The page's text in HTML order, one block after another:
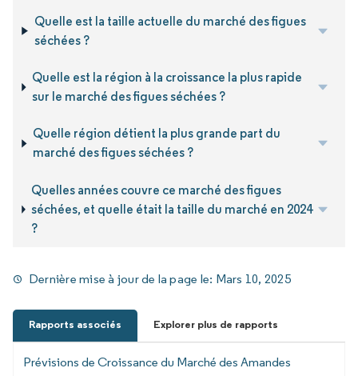
Quelle est la taille actuelle du marché des figues
séchées ?
Quelle est la région à la croissance la plus rapide
sur le marché des figues séchées ?
Quelle région détient la plus grande part du
marché des figues séchées ?
Quelles années couvre ce marché des figues
séchées, et quelle était la taille du marché en 2024
?
Dernière mise à jour de la page le: Mars 10, 2025
Rapports associés Explorer plus de rapports
Prévisions de Croissance du Marché des Amandes